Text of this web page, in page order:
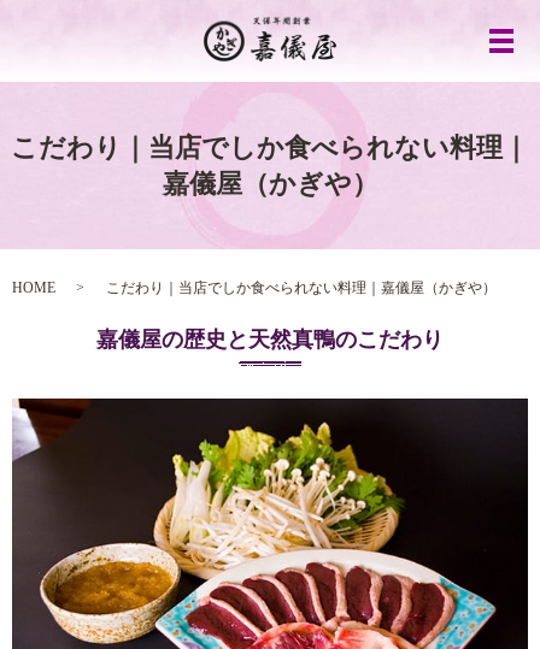
メ
こだわり｜当店でしか食べられない料理｜
嘉儀屋（かぎや）
HOME こだわり｜当店でしか食べられない料理｜嘉儀屋（かぎや）
嘉儀屋の歴史と天然真鴨のこだわり